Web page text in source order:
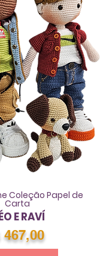
Coleção Papel de
Carta
E RAVÍ
467,00